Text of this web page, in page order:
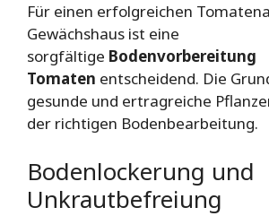
Für einen erfolgreichen
Gewächshaus ist eine
sorgfältige Bodenvorbereitung
Tomaten entscheidend. Die
gesunde und ertragreiche
der richtigen Bodenbearbeitung.
Bodenlockerung und
Unkrautbefreiung